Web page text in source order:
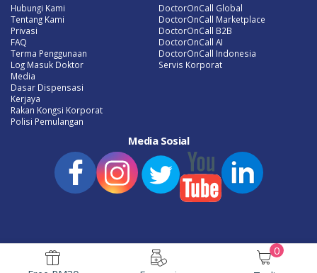
Promosi eFarmasi Terkini Tanya Doktor Atas Talian
0
Hubungi Kami
Tentang Kami
Privasi
FAQ
Terma Penggunaan
Log Masuk Doktor
Media
Dasar Dispensasi
Kerjaya
Rakan Kongsi Korporat
Polisi Pemulangan
DoctorOnCall Global
DoctorOnCall Marketplace
DoctorOnCall B2B
DoctorOnCall AI
DoctorOnCall Indonesia
Servis Korporat
Media Sosial